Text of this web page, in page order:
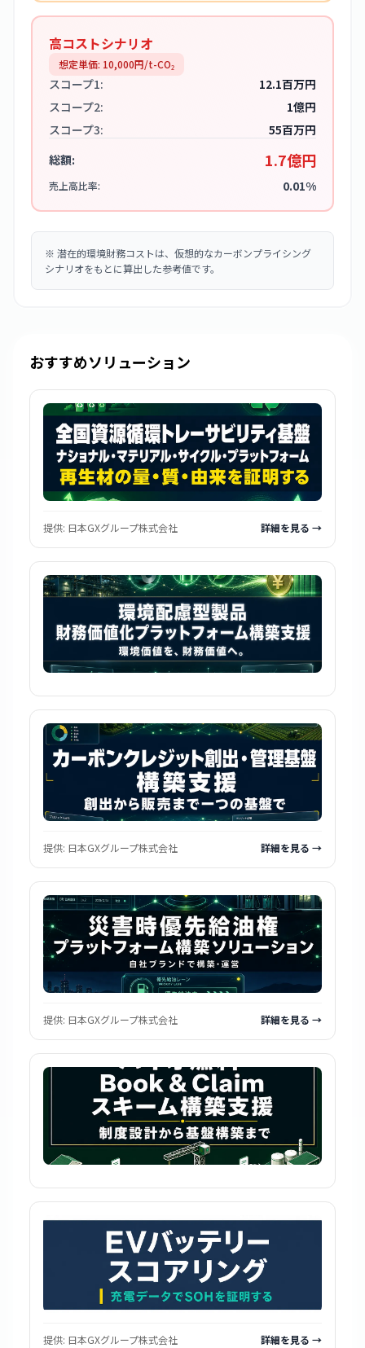
高コストシナリオ
想定単価: 10,000円/t-CO₂
スコープ1:
12.1百万円
スコープ2:
1億円
スコープ3:
55百万円
総額:
1.7億円
売上高比率: 0.01%
※ 潜在的環境財務コストは、仮想的なカーボンプライシング
シナリオをもとに算出した参考値です。
おすすめソリューション
提供: 日本GXグループ株式会社 詳細を見る →
提供: 日本GXグループ株式会社 詳細を見る →
提供: 日本GXグループ株式会社 詳細を見る →
提供: 日本GXグループ株式会社 詳細を見る →